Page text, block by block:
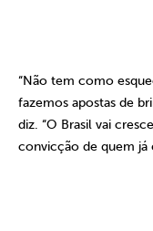
“Não tem como
fazemos apostas de
diz. “O Brasil vai
convicção de quem já